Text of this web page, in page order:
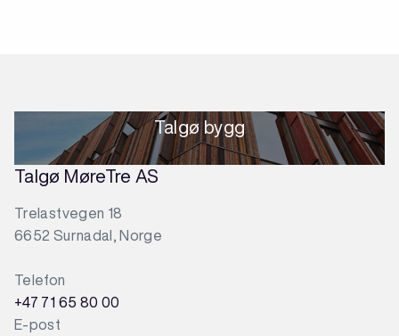
Talgø bygg
Talgø MøreTre AS
Trelastvegen 18
6652 Surnadal, Norge
Telefon
+47 71 65 80 00
E-post